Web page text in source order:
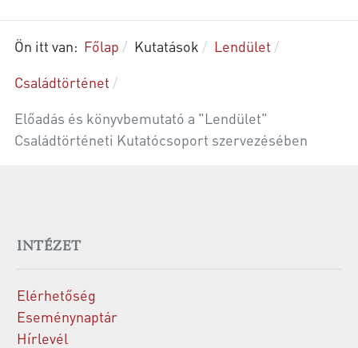
Ön itt van: Főlap Kutatások
Lendület
Családtörténet
Előadás és könyvbemutató a "Lendület"
Családtörténeti Kutatócsoport szervezésében
INTÉZET
Elérhetőség
Eseménynaptár
Hírlevél